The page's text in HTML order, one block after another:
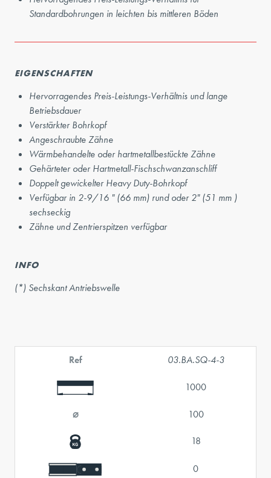
Standardbohrungen in leichten bis mittleren Böden
EIGENSCHAFTEN
Hervorragendes Preis-Leistungs-Verhältnis und lange
Betriebsdauer
Verstärkter Bohrkopf
Angeschraubte Zähne
Wärmbehandelte oder hartmetallbestückte Zähne
Gehärteter oder Hartmetall-Fischschwanzanschliff
Doppelt gewickelter Heavy Duty-Bohrkopf
Verfügbar in 2-9/16 " (66 mm) rund oder 2" (51 mm )
sechseckig
Zähne und Zentrierspitzen verfügbar
INFO
(*) Sechskant Antriebswelle
Ref 03.BA.SQ-4-3
1000
⌀ 100
18
0